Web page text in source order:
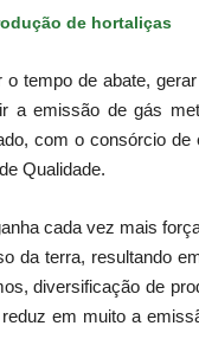
de hortaliças
tempo de abate,
a emissão de gás
com o consórcio de
Qualidade.
cada vez mais
da terra, resultando
diversificação de
em muito a